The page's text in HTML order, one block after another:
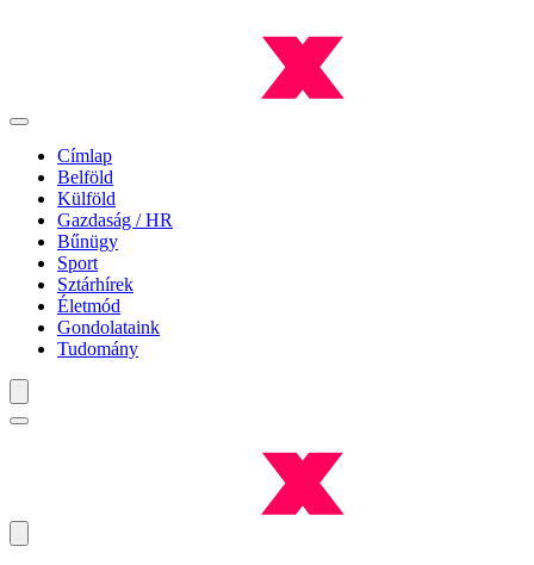
Címlap
Belföld
Külföld
Gazdaság / HR
Bűnügy
Sport
Sztárhírek
Életmód
Gondolataink
Tudomány